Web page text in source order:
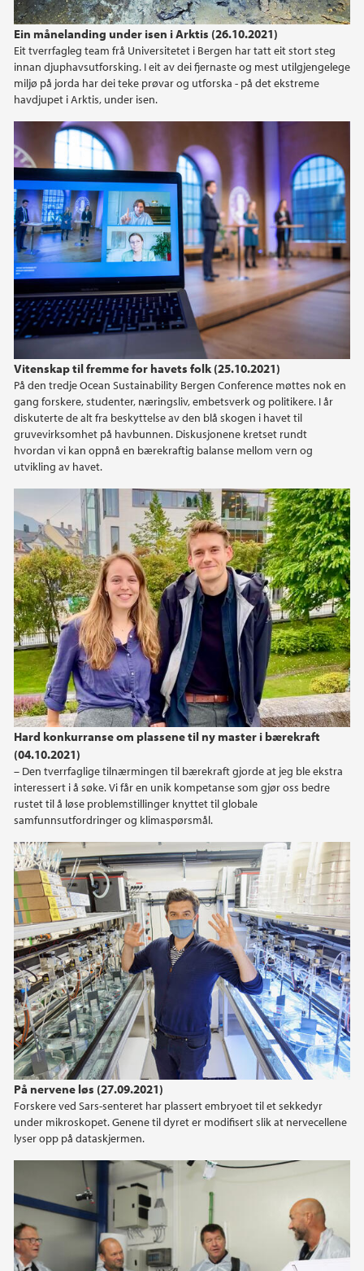
Ein månelanding under isen i Arktis (26.10.2021)
Eit tverrfagleg team frå Universitetet i Bergen har tatt eit stort steg
innan djuphavsutforsking. I eit av dei fjernaste og mest utilgjengelege
miljø på jorda har dei teke prøvar og utforska - på det ekstreme
havdjupet i Arktis, under isen.
Vitenskap til fremme for havets folk (25.10.2021)
På den tredje Ocean Sustainability Bergen Conference møttes nok en
gang forskere, studenter, næringsliv, embetsverk og politikere. I år
diskuterte de alt fra beskyttelse av den blå skogen i havet til
gruvevirksomhet på havbunnen. Diskusjonene kretset rundt
hvordan vi kan oppnå en bærekraftig balanse mellom vern og
utvikling av havet.
Hard konkurranse om plassene til ny master i bærekraft
(04.10.2021)
– Den tverrfaglige tilnærmingen til bærekraft gjorde at jeg ble ekstra
interessert i å søke. Vi får en unik kompetanse som gjør oss bedre
rustet til å løse problemstillinger knyttet til globale
samfunnsutfordringer og klimaspørsmål.
På nervene løs (27.09.2021)
Forskere ved Sars-senteret har plassert embryoet til et sekkedyr
under mikroskopet. Genene til dyret er modifisert slik at nervecellene
lyser opp på dataskjermen.